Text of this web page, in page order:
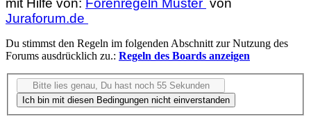
mit Hilfe von: Forenregeln Muster von
Juraforum.de
Du stimmst den Regeln im folgenden Abschnitt zur Nutzung des
Forums ausdrücklich zu.: Regeln des Boards anzeigen